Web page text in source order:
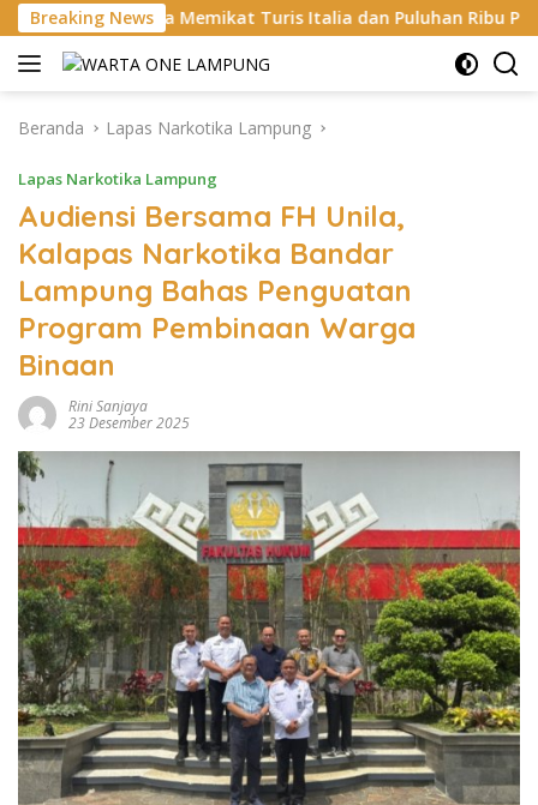
Langsung
ke
konten
Breaking News
Memikat Turis Italia dan Puluhan Ribu Pengunjung
Beranda Lapas Narkotika Lampung
Lapas Narkotika Lampung
Audiensi Bersama FH Unila,
Kalapas Narkotika Bandar
Lampung Bahas Penguatan
Program Pembinaan Warga
Binaan
Rini Sanjaya
23 Desember 2025